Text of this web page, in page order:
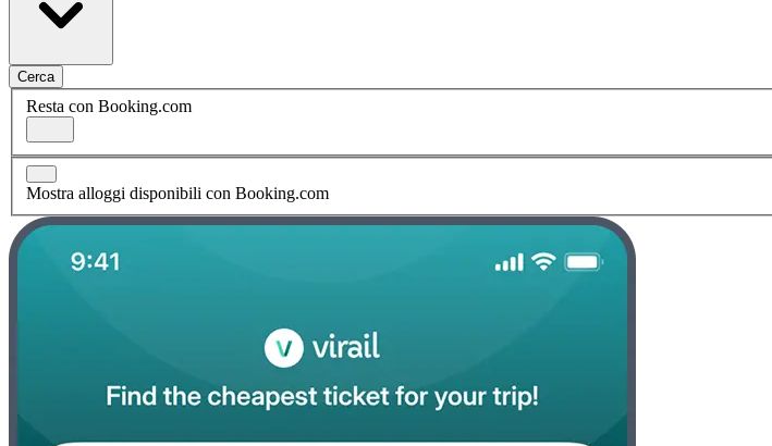
Cerca
Resta con Booking.com
Mostra alloggi disponibili con Booking.com